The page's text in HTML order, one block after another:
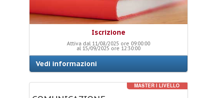
Iscrizione
Attiva dal 11/08/2025 ore 09:00:00
al 15/09/2025 ore 12:30:00
Vedi informazioni
MASTER I LIVELLO